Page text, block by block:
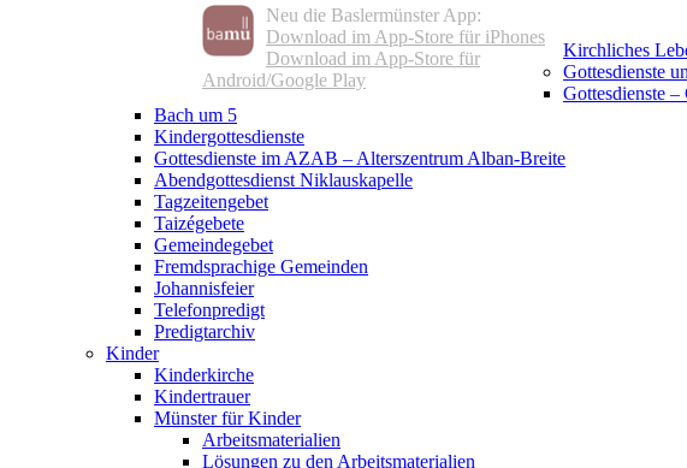
Neu die Baslermünster App:
Download im App-Store für iPhones
Download im App-Store für
Android/Google Play
Kirchliches
Gottesdienste
Gottesdienste –
Bach um 5
Kindergottesdienste
Gottesdienste im AZAB – Alterszentrum Alban-Breite
Abendgottesdienst Niklauskapelle
Tagzeitengebet
Taizégebete
Gemeindegebet
Fremdsprachige Gemeinden
Johannisfeier
Telefonpredigt
Predigtarchiv
Kinder
Kinderkirche
Kindertrauer
Münster für Kinder
Arbeitsmaterialien
Lösungen zu den Arbeitsmaterialien